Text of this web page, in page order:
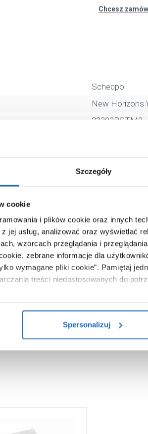
Szczegóły
cookie
i plików cookie oraz innych
jej usług, analizować oraz wyświetlać
wzorcach przeglądania i
zebrane informacje dla
wymagane pliki cookie”. Pamiętaj
treści niedostosowanych do
plików plików cookie, kliknij
Spersonalizuj
Chcesz
Schedpol
New Horizons
33302BSTM2
1.5 cm
90 mm
100 cm
100 cm
108 x 13 x 108